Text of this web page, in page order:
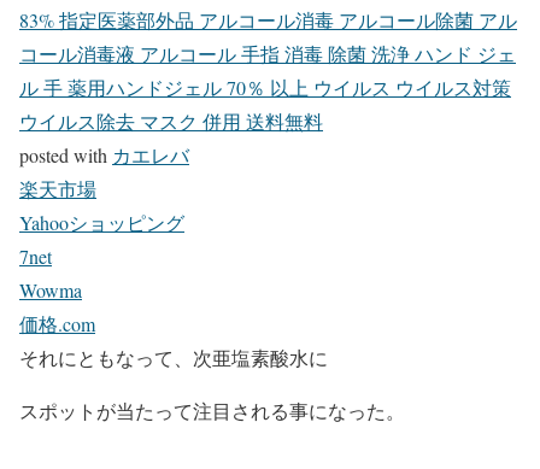
83% 指定医薬部外品 アルコール消毒 アルコール除菌 アル
コール消毒液 アルコール 手指 消毒 除菌 洗浄 ハンド ジェ
ル 手 薬用ハンドジェル 70％ 以上 ウイルス ウイルス対策
ウイルス除去 マスク 併用 送料無料
posted with カエレバ
楽天市場
Yahooショッピング
7net
Wowma
価格.com
それにともなって、次亜塩素酸水に
スポットが当たって注目される事になった。